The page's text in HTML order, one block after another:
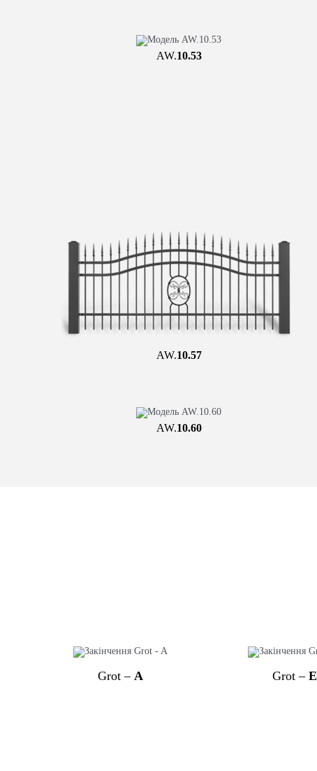
AW.10.53
AW.10.57
AW.10.60
Grot –A Grot –E